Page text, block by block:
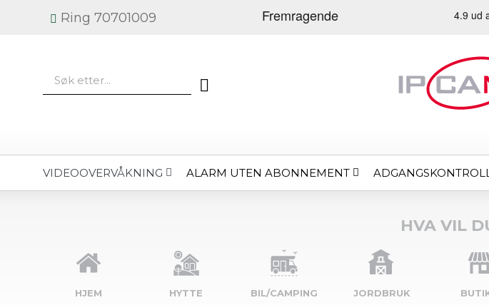
Ring 70701009
VIDEOOVERVÅKNING ALARM UTEN ABONNEMENT
HVA VIL
HJEM HYTTE BIL/CAMPING JORDBRUK